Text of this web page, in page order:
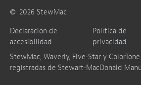
© 2026 StewMac
Declaración de
accesibilidad
Política de
privacidad
StewMac, Waverly, Five-Star y
registradas de Stewart-MacDonald